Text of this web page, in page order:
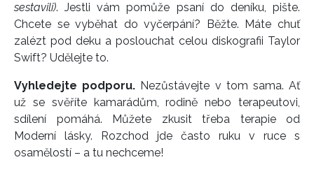
sestavili). Jestli vám pomůže psaní do deníku, pište.
Chcete se vyběhat do vyčerpání? Běžte. Máte chuť
zalézt pod deku a poslouchat celou diskografii Taylor
Swift? Udělejte to.
Vyhledejte podporu. Nezůstávejte v tom sama. Ať
už se svěříte kamarádům, rodině nebo terapeutovi,
sdílení pomáhá. Můžete zkusit třeba terapie od
Moderní lásky. Rozchod jde často ruku v ruce s
osamělostí – a tu nechceme!